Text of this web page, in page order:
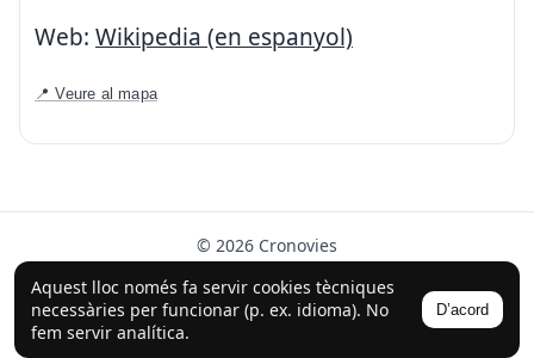
Aquest lloc només fa servir cookies tècniques
necessàries per funcionar (p. ex. idioma). No
fem servir analítica.
D’acord
Web: Wikipedia (en espanyol)
📍 Veure al mapa
© 2026 Cronovies
Història als carrers · Desenvolupat amb l’ajuda de la IA
(ChatGPT).
Segueix-nos a Instagram